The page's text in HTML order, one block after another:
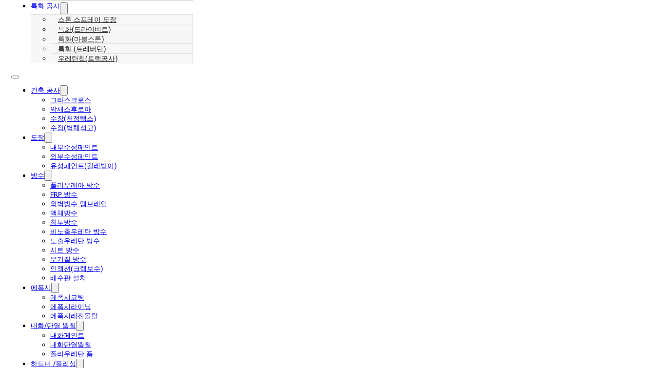
특화 공사
스톤 스프레이 도장
특화(드라이비트)
특화(마블스톤)
특화 (트레버틴)
우레탄칩(트랙공사)
건축 공사
그라스크로스
악세스후로아
수장(천정텍스)
수장(벽체석고)
도장
내부수성페인트
외부수성페인트
유성페인트(걸레받이)
방수
폴리우레아 방수
FRP 방수
외벽방수-멤브레인
액체방수
침투방수
비노출우레탄 방수
노출우레탄 방수
시트 방수
무기질 방수
인젝션(크렉보수)
배수판 설치
에폭시
에폭시코팅
에폭시라이닝
에폭시레진몰탈
내화/단열 뿜칠
내화페인트
내화단열뿜칠
폴리우레탄 폼
하드너 /폴리싱